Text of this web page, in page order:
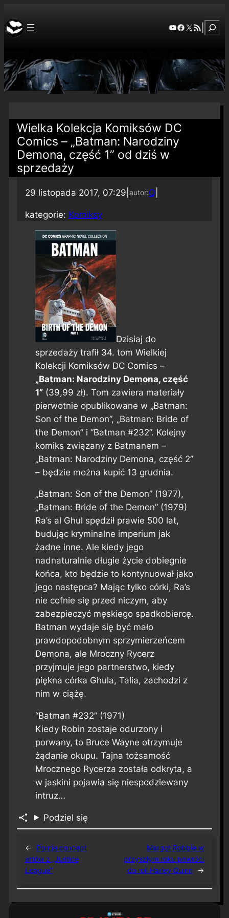
YouTube
Facebook
X RSS Feed
Wielka Kolekcja Komiksów DC
Comics – „Batman: Narodziny
Demona, część 1” od dziś w
sprzedaży
29 listopada 2017, 07:29 autor:Q
kategorie: Komiksy
Dzisiaj do
sprzedaży trafił 34. tom Wielkiej
Kolekcji Komiksów DC Comics –
„Batman: Narodziny Demona, część
1”(39,99 zł). Tom zawiera materiały
pierwotnie opublikowane w „Batman:
Son of the Demon”, „Batman: Bride of
the Demon” i “Batman #232”. Kolejny
komiks związany z Batmanem –
„Batman: Narodziny Demona, część 2”
– będzie można kupić 13 grudnia.
„Batman: Son of the Demon” (1977),
„Batman: Bride of the Demon” (1979)
Ra’s al Ghul spędził prawie 500 lat,
budując kryminalne imperium jak
żadne inne. Ale kiedy jego
nadnaturalnie długie życie dobiegnie
końca, kto będzie to kontynuował jako
jego następca? Mając tylko córki, Ra’s
nie cofnie się przed niczym, aby
zabezpieczyć męskiego spadkobiercę.
Batman wydaje się być mało
prawdopodobnym sprzymierzeńcem
Demona, ale Mroczny Rycerz
przyjmuje jego partnerstwo, kiedy
piękna córka Ghula, Talia, zachodzi z
nim w ciążę.
“Batman #232” (1971)
Kiedy Robin zostaje odurzony i
porwany, to Bruce Wayne otrzymuje
żądanie okupu. Tajna tożsamość
Mrocznego Rycerza została odkryta, a
w jaskini pojawia się niespodziewany
intruz…
Podziel się
←
Porcja concept
artów z „Justice
League”
Margot Robbie w
przyszłym roku powróci
do roli Harley Quinn →